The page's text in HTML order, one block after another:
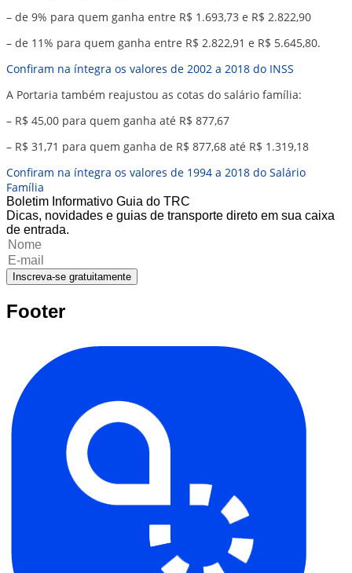
– de 9% para quem ganha entre R$ 1.693,73 e R$ 2.822,90
– de 11% para quem ganha entre R$ 2.822,91 e R$ 5.645,80.
Confiram na íntegra os valores de 2002 a 2018 do INSS
A Portaria também reajustou as cotas do salário família:
– R$ 45,00 para quem ganha até R$ 877,67
– R$ 31,71 para quem ganha de R$ 877,68 até R$ 1.319,18
Confiram na íntegra os valores de 1994 a 2018 do Salário
Família
Boletim Informativo Guia do TRC
Dicas, novidades e guias de transporte direto em sua caixa
de entrada.
Inscreva-se gratuitamente
Footer